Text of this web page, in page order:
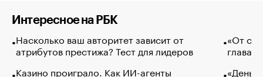
Интересное на РБК
Насколько ваш авторитет зависит от
атрибутов престижа? Тест для лидеров
Казино проиграло. Как ИИ-агенты
«От
глава